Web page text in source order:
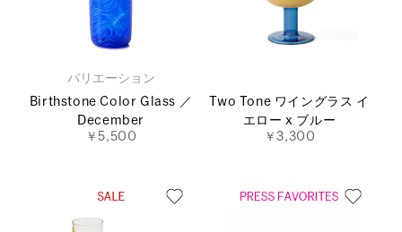
バリエーション
Birthstone Color Glass ／
December
￥5,500
Two Tone ワイングラス イ
エロー x ブルー
￥3,300